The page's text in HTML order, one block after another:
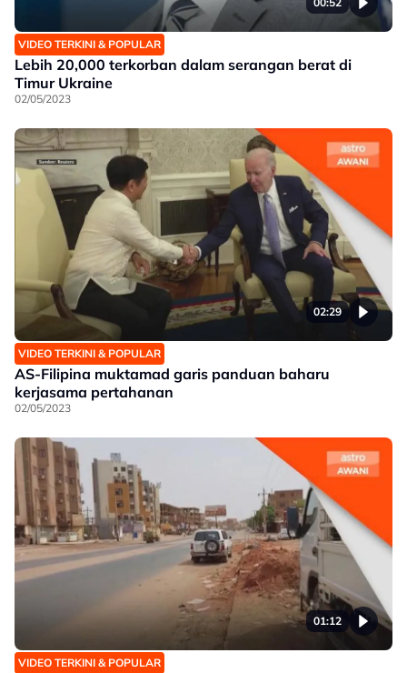
VIDEO TERKINI & POPULAR
Lebih 20,000 terkorban dalam serangan berat di
Timur Ukraine
02/05/2023
02:29
VIDEO TERKINI & POPULAR
AS-Filipina muktamad garis panduan baharu
kerjasama pertahanan
02/05/2023
01:12
VIDEO TERKINI & POPULAR